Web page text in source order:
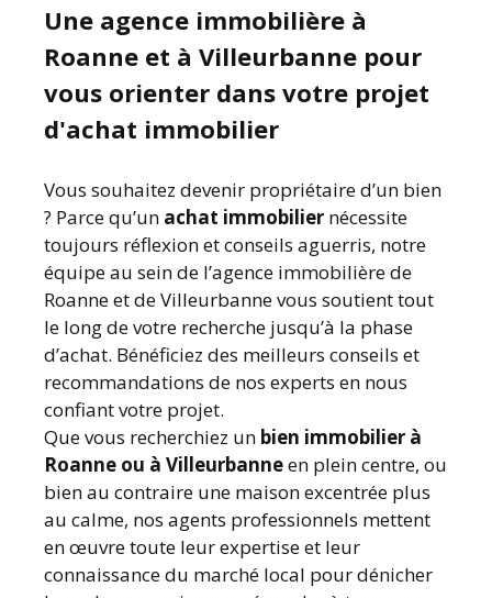
Une agence immobilière à
Roanne et à Villeurbanne pour
vous orienter dans votre projet
d'achat immobilier
Vous souhaitez devenir propriétaire d’un bien
? Parce qu’un achat immobilier nécessite
toujours réflexion et conseils aguerris, notre
équipe au sein de l’agence immobilière de
Roanne et de Villeurbanne vous soutient tout
le long de votre recherche jusqu’à la phase
d’achat. Bénéficiez des meilleurs conseils et
recommandations de nos experts en nous
confiant votre projet.
Que vous recherchiez un bien immobilier à
Roanne ou à Villeurbanneen plein centre, ou
bien au contraire une maison excentrée plus
au calme, nos agents professionnels mettent
en œuvre toute leur expertise et leur
connaissance du marché local pour dénicher